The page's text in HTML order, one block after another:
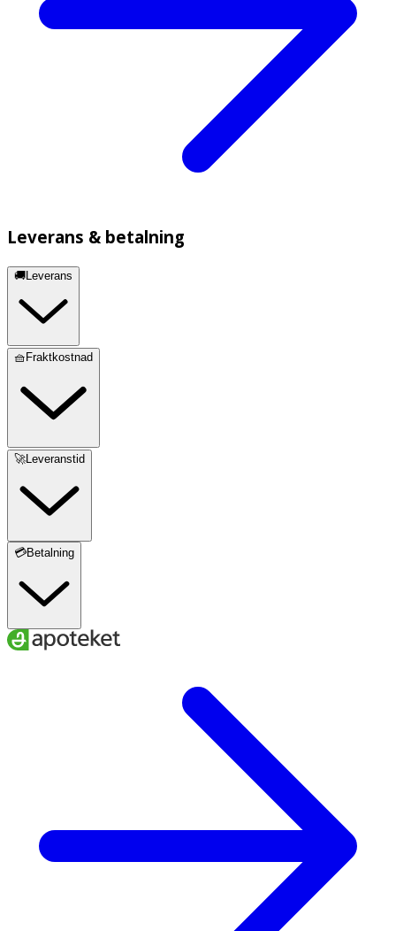
Leverans & betalning
🚚Leverans
🧺Fraktkostnad
🚀Leveranstid
💳Betalning